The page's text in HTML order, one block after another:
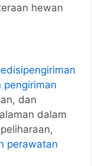
hewan
pengiriman
dan
dalam
perawatan